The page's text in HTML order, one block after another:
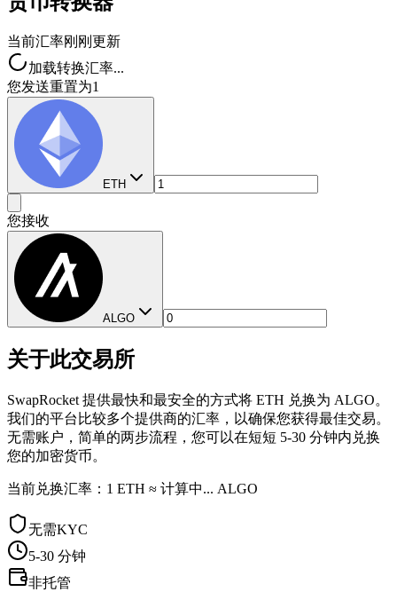
当前汇率刚刚更新
加载转换汇率...
您发送重置为1
ETH
您接收
ALGO
关于此交易所
SwapRocket 提供最快和最安全的方式将 ETH 兑换为 ALGO。
我们的平台比较多个提供商的汇率，以确保您获得最佳交易。
无需账户，简单的两步流程，您可以在短短 5-30 分钟内兑换
您的加密货币。
当前兑换汇率：1 ETH ≈ 计算中... ALGO
无需KYC
5-30 分钟
非托管